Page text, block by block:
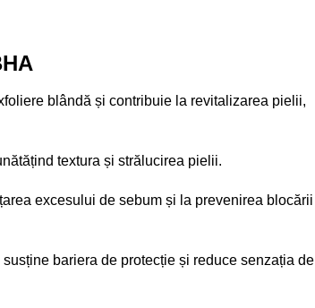
blândă și contribuie la revitalizarea pielii,
textura și strălucirea pielii.
excesului de sebum și la prevenirea blocării
bariera de protecție și reduce senzația de